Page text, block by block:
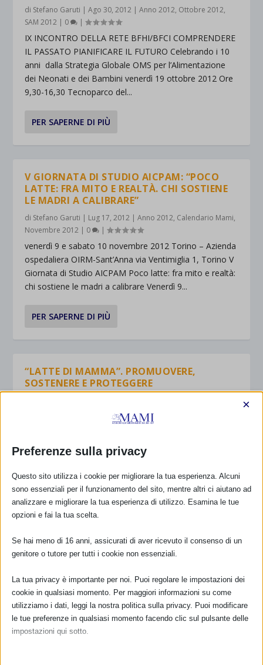
di Stefano Garuti |Ago 30, 2012 |Anno 2012, Ottobre 2012,
SAM 2012 | 0 |
IX INCONTRO DELLA RETE BFHI/BFCI COMPRENDERE
IL PASSATO PIANIFICARE IL FUTURO Celebrando i 10
anni dalla Strategia Globale OMS per l’Alimentazione
dei Neonati e dei Bambini venerdì 19 ottobre 2012 Ore
9,30-16,30 Tecnoparco del...
PER SAPERNE DI PIÙ
V GIORNATA DI STUDIO AICPAM: “POCO
LATTE: FRA MITO E REALTÀ. CHI SOSTIENE
LE MADRI A CALIBRARE”
di Stefano Garuti | Lug 17, 2012 |Anno 2012, Calendario Mami,
Novembre 2012 | 0 |
venerdì 9 e sabato 10 novembre 2012 Torino – Azienda
ospedaliera OIRM-Sant’Anna via Ventimiglia 1, Torino V
Giornata di Studio AICPAM Poco latte: fra mito e realtà:
chi sostiene le madri a calibrare Venerdì 9...
PER SAPERNE DI PIÙ
“LATTE DI MAMMA”. PROMUOVERE,
SOSTENERE E PROTEGGERE
L’ALLATTAMENTO MATERNO SECONDO LE
Lug 16, 2012|Anno 2012
29 settembre – 6 ottobre – 20 ottobre 2012 Treviso, via
Maternità e Nascita organizza il corso di formazione
“Latte di mamma”. Promuovere, sostenere...
PRESENTAZIONE DEL 5° RAPPORTO DI
AGGIORNAMENTO“I DIRITTI DELL’INFANZIA
E DELL’ADOLESCENZA IN ITALIA”
diStefano Garuti|Mag 21, 2012|Anno 2012,giugno 2012,
Istituzioni_Italiane|
Preferenze sulla privacy
×
Questo sito utilizza i cookie per migliorare la tua esperienza. Alcuni
sono essenziali per il funzionamento del sito, mentre altri ci aiutano ad
analizzare e migliorare la tua esperienza di utilizzo. Esamina le tue
opzioni e fai la tua scelta.
Se hai meno di 16 anni, assicurati di aver ricevuto il consenso di un
genitore o tutore per tutti i cookie non essenziali.
La tua privacy è importante per noi. Puoi regolare le impostazioni dei
cookie in qualsiasi momento. Per maggiori informazioni su come
utilizziamo i dati, leggi la nostra politica sulla privacy. Puoi modificare
le tue preferenze in qualsiasi momento facendo clic sul pulsante delle
impostazioni qui sotto.